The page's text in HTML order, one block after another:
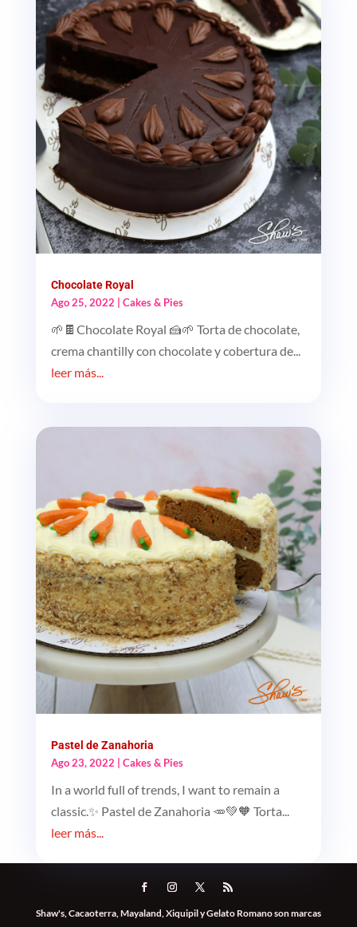
Chocolate Royal
Ago 25, 2022
Cakes & Pies
🌱🍫Chocolate Royal 🍰🌱 Torta de chocolate,
crema chantilly con chocolate y cobertura de...
leer más...
Pastel de Zanahoria
Ago 23, 2022 | Cakes & Pies
In a world full of trends, I want to remain a
classic.✨ Pastel de Zanahoria 🥕💚🧡 Torta...
leer más...
Shaw's, Cacaoterra, Mayaland, Xiquipil y Gelato Romano son marcas